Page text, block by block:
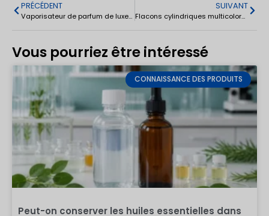
PRÉCÉDENT
Vaporisateur de parfum de luxe en verre pour femmes 100ml
SUIVANT
Flacons cylindriques multicolores en aluminium pour parfums 5-30ml
Vous pourriez être intéressé
CONNAISSANCE DES PRODUITS
Peut-on conserver les huiles essentielles dans